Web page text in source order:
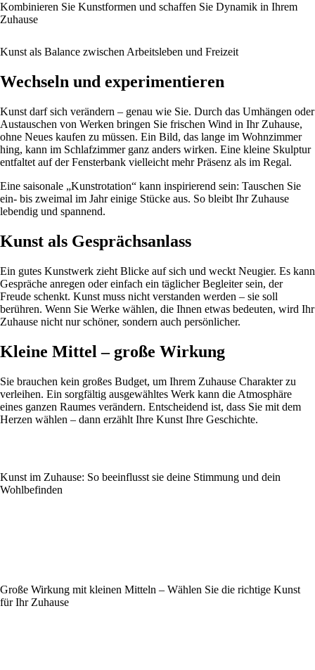
Kombinieren Sie Kunstformen und schaffen Sie Dynamik in Ihrem
Zuhause
Kunst als Balance zwischen Arbeitsleben und Freizeit
Wechseln und experimentieren
Kunst darf sich verändern – genau wie Sie. Durch das Umhängen oder
Austauschen von Werken bringen Sie frischen Wind in Ihr Zuhause,
ohne Neues kaufen zu müssen. Ein Bild, das lange im Wohnzimmer
hing, kann im Schlafzimmer ganz anders wirken. Eine kleine Skulptur
entfaltet auf der Fensterbank vielleicht mehr Präsenz als im Regal.
Eine saisonale „Kunstrotation“ kann inspirierend sein: Tauschen Sie
ein- bis zweimal im Jahr einige Stücke aus. So bleibt Ihr Zuhause
lebendig und spannend.
Kunst als Gesprächsanlass
Ein gutes Kunstwerk zieht Blicke auf sich und weckt Neugier. Es kann
Gespräche anregen oder einfach ein täglicher Begleiter sein, der
Freude schenkt. Kunst muss nicht verstanden werden – sie soll
berühren. Wenn Sie Werke wählen, die Ihnen etwas bedeuten, wird Ihr
Zuhause nicht nur schöner, sondern auch persönlicher.
Kleine Mittel – große Wirkung
Sie brauchen kein großes Budget, um Ihrem Zuhause Charakter zu
verleihen. Ein sorgfältig ausgewähltes Werk kann die Atmosphäre
eines ganzen Raumes verändern. Entscheidend ist, dass Sie mit dem
Herzen wählen – dann erzählt Ihre Kunst Ihre Geschichte.
Kunst im Zuhause: So beeinflusst sie deine Stimmung und dein
Wohlbefinden
Große Wirkung mit kleinen Mitteln – Wählen Sie die richtige Kunst
für Ihr Zuhause